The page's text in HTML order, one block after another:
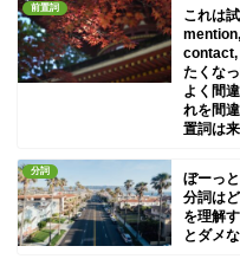
前置詞
これは
contact,
たくな
よく間
れを間
置詞は
分詞
ぼーっ
分詞は
を理解
とダメ